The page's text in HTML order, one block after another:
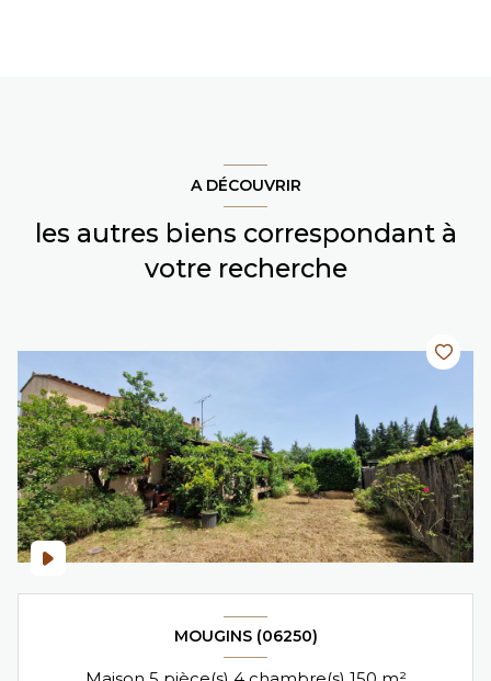
A DÉCOUVRIR
les autres biens correspondant à
votre recherche
MOUGINS (06250)